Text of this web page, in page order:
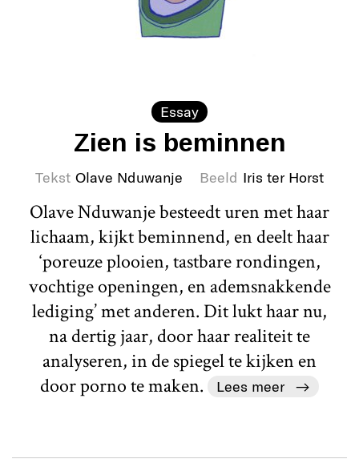
Essay
Zien is beminnen
Tekst Olave Nduwanje Beeld Iris ter Horst
Olave Nduwanje besteedt uren met haar
lichaam, kijkt beminnend, en deelt haar
‘poreuze plooien, tastbare rondingen,
vochtige openingen, en ademsnakkende
lediging’ met anderen. Dit lukt haar nu,
na dertig jaar, door haar realiteit te
analyseren, in de spiegel te kijken en
door porno te maken.
Lees meer